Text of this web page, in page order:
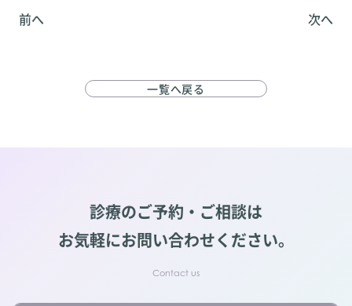
前へ 次へ
一覧へ戻る
診療のご予約・ご相談は
お気軽にお問い合わせください。